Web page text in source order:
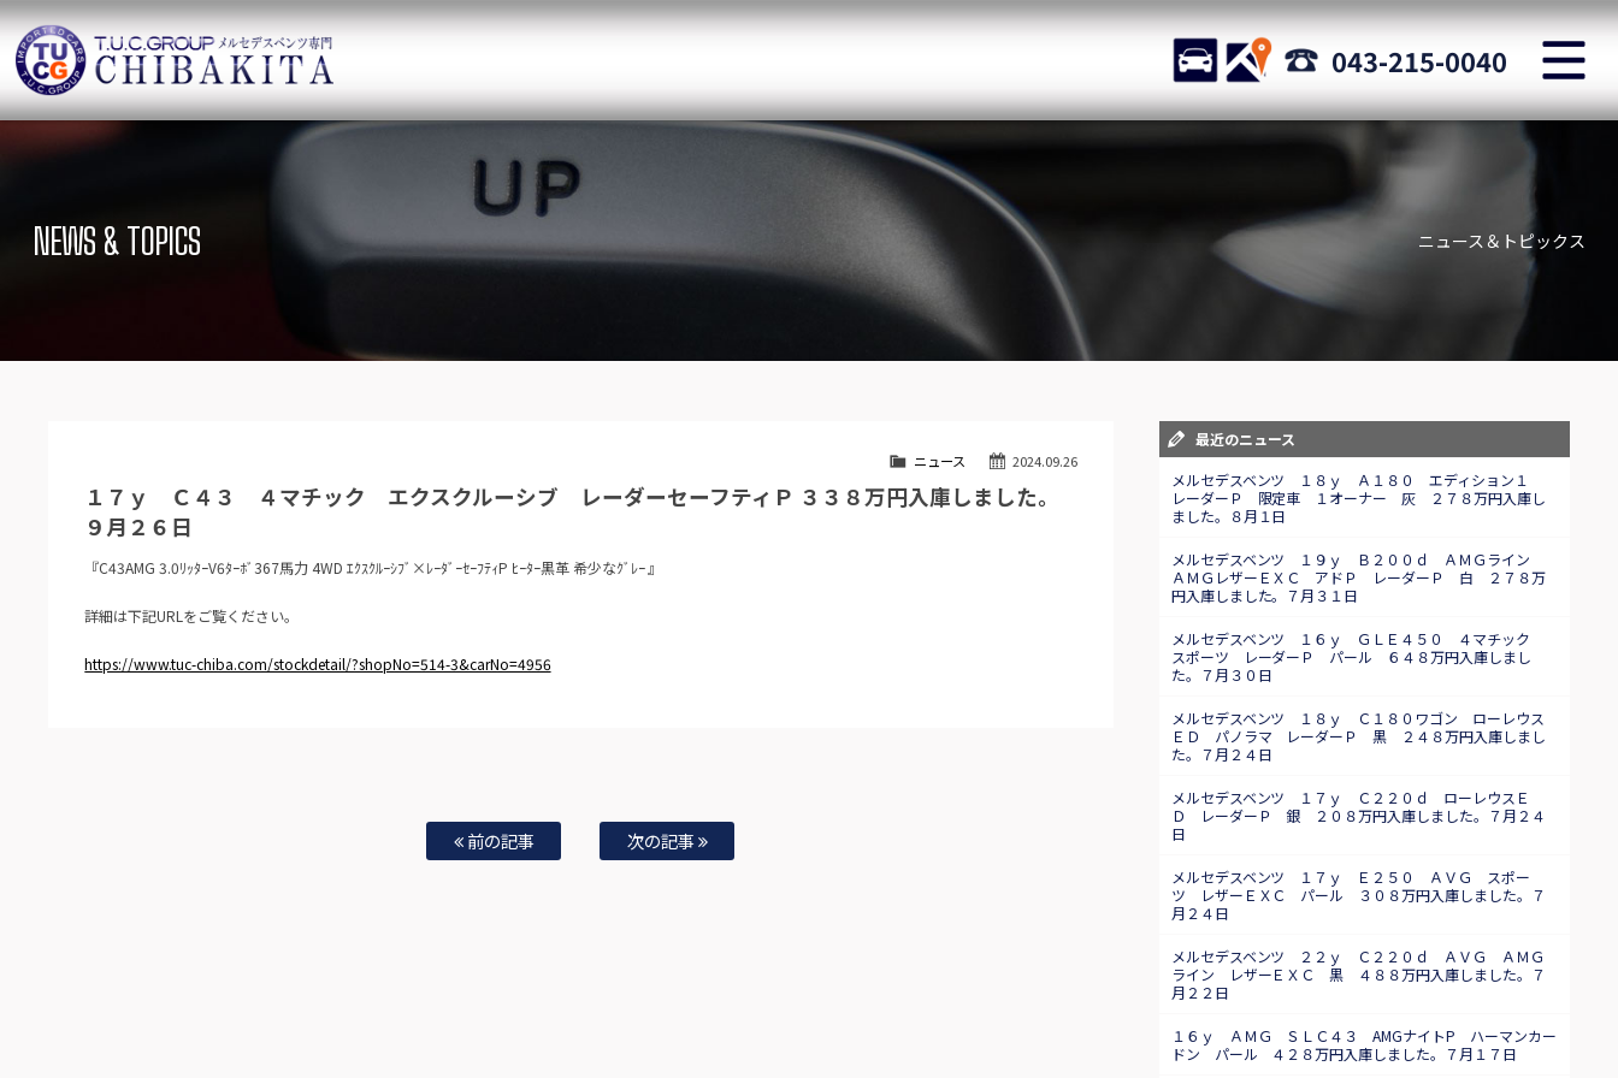
TUCグループ メルセデスベンツ専門 千葉北インター店
STOCK ACCESS 043-215-0040
在庫リスト 目玉車両一覧
Features Stock list
店舗紹介
保証＆サービス アクセスマップ
Access map
全国納車
買取無料査定
スタッフblog
会社概要
Company
NEWS & TOPICS ニュース＆トピックス
2024.09.26
ニュース
１７ｙ Ｃ４３ ４マチック エクスクルーシブ レーダーセーフティＰ ３３８万円入庫しました。
９月２６日
『C43AMG 3.0ﾘｯﾀｰV6ﾀｰﾎﾞ367馬力 4WD ｴｸｽｸﾙｰｼﾌﾞ×ﾚｰﾀﾞｰｾｰﾌﾃｨP ﾋｰﾀｰ黒革 希少なｸﾞﾚｰ 』
詳細は下記URLをご覧ください。
https://www.tuc-chiba.com/stockdetail/?shopNo=514-3&carNo=4956
前の記事 次の記事
最近のニュース
メルセデスベンツ １８ｙ Ａ１８０ エディション１
レーダーＰ 限定車 １オーナー 灰 ２７８万円入庫し
ました。８月１日
メルセデスベンツ １９ｙ Ｂ２００ｄ ＡＭＧライン
ＡＭＧレザーＥＸＣ アドＰ レーダーＰ 白 ２７８万
円入庫しました。７月３１日
メルセデスベンツ １６ｙ ＧＬＥ４５０ ４マチック
スポーツ レーダーＰ パール ６４８万円入庫しまし
た。７月３０日
メルセデスベンツ １８ｙ Ｃ１８０ワゴン ローレウス
ＥＤ パノラマ レーダーＰ 黒 ２４８万円入庫しまし
た。７月２４日
メルセデスベンツ １７ｙ Ｃ２２０ｄ ローレウスＥ
Ｄ レーダーＰ 銀 ２０８万円入庫しました。７月２４
日
メルセデスベンツ １７ｙ Ｅ２５０ ＡＶＧ スポー
ツ レザーＥＸＣ パール ３０８万円入庫しました。７
月２４日
メルセデスベンツ ２２ｙ Ｃ２２０ｄ ＡＶＧ ＡＭＧ
ライン レザーＥＸＣ 黒 ４８８万円入庫しました。７
月２２日
１６ｙ ＡＭＧ ＳＬＣ４３ AMGナイトP ハーマンカー
ドン パール ４２８万円入庫しました。７月１７日